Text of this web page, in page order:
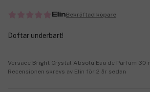
ElinBekräftad köpare
Doftar underbart!
Versace Bright Crystal Absolu Eau de Parfum 30
Recensionen skrevs av Elin för 2 år sedan